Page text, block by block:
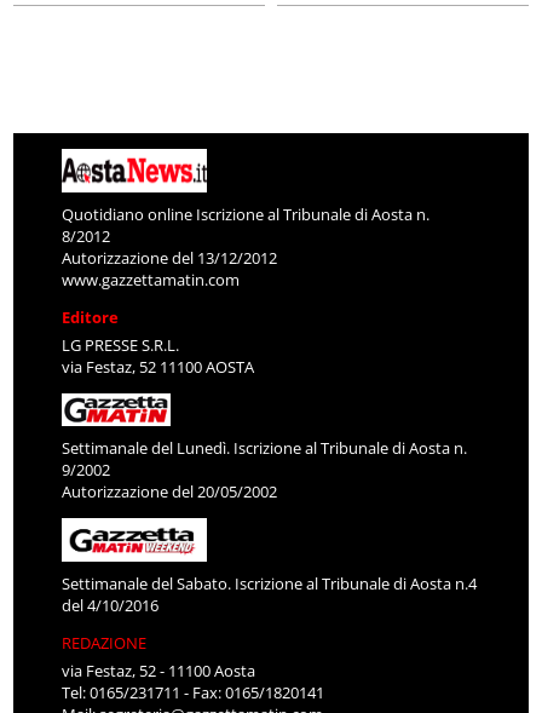
Quotidiano online Iscrizione al Tribunale di Aosta n.
8/2012
Autorizzazione del 13/12/2012
www.gazzettamatin.com
Editore
LG PRESSE S.R.L.
via Festaz, 52 11100 AOSTA
Settimanale del Lunedì. Iscrizione al Tribunale di Aosta n.
9/2002
Autorizzazione del 20/05/2002
Settimanale del Sabato. Iscrizione al Tribunale di Aosta n.4
del 4/10/2016
REDAZIONE
via Festaz, 52 - 11100 Aosta
Tel: 0165/231711 - Fax: 0165/1820141